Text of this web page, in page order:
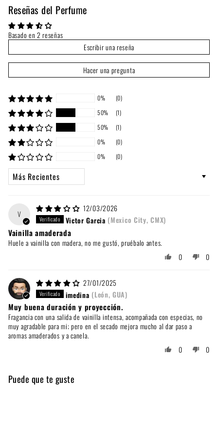
Reseñas del Perfume
Basado en 2 reseñas
Escribir una reseña
Hacer una pregunta
0%
(0)
50%
(1)
50%
(1)
0%
(0)
0%
(0)
Sort by
V
12/03/2026
Victor Garcia (Mexico City, CMX)
Vainilla amaderada
Huele a vainilla con madera, no me gustó, pruébalo antes.
0
0
27/01/2025
imedina (León, GUA)
Muy buena duración y proyección.
Fragancia con una salida de vainilla intensa, acompañada con especias, no
muy agradable para mi; pero en el secado mejora mucho al dar paso a
aromas amaderados y a canela.
0
0
Puede que te guste